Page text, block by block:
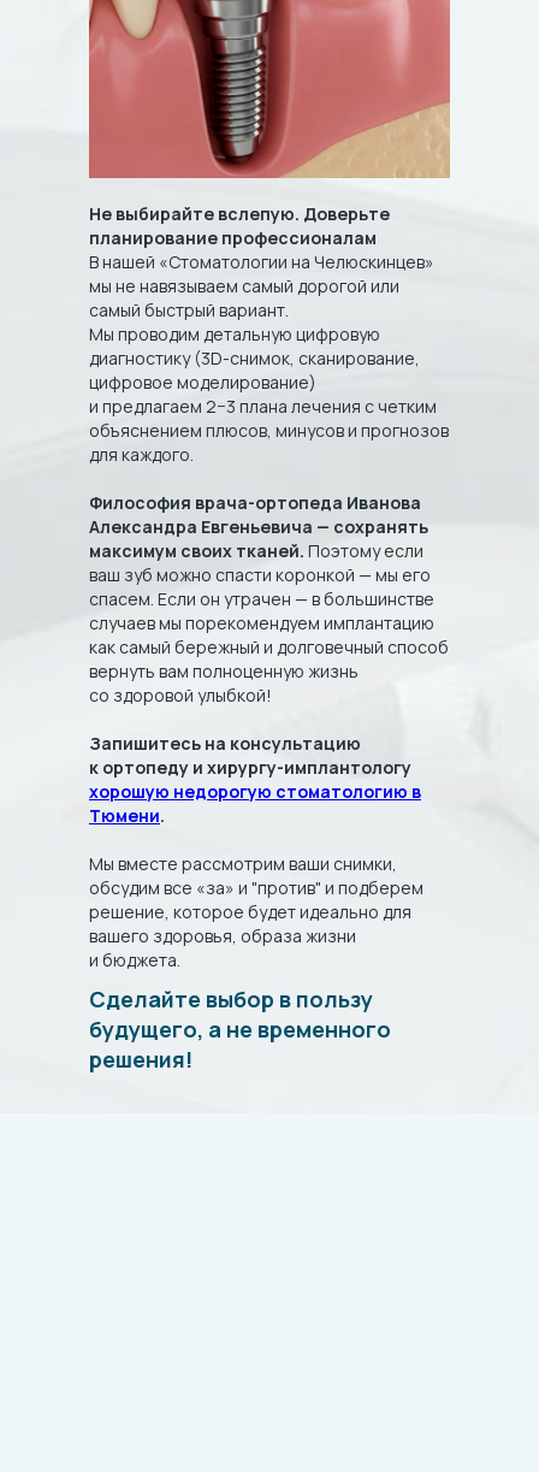
Не выбирайте вслепую. Доверьте
планирование профессионалам
В нашей «Стоматологии на Челюскинцев»
мы не навязываем самый дорогой или
самый быстрый вариант.
Мы проводим детальную цифровую
диагностику (3D-снимок, сканирование,
цифровое моделирование)
и предлагаем 2−3 плана лечения с четким
объяснением плюсов, минусов и прогнозов
для каждого.
Философия врача-ортопеда Иванова
Александра Евгеньевича — сохранять
максимум своих тканей. Поэтому если
ваш зуб можно спасти коронкой — мы его
спасем. Если он утрачен — в большинстве
случаев мы порекомендуем имплантацию
как самый бережный и долговечный способ
вернуть вам полноценную жизнь
со здоровой улыбкой!
Запишитесь на консультацию
к ортопеду и хирургу-имплантологу
хорошую недорогую стоматологию в
Тюмени.
Мы вместе рассмотрим ваши снимки,
обсудим все «за» и "против" и подберем
решение, которое будет идеально для
вашего здоровья, образа жизни
и бюджета.
Сделайте выбор в пользу
будущего, а не временного
решения!
г. Тюмень, ул. Челюскинцев, дом 26
Пн-Пт: 09:00-19:00
Суб: 09:00-16:00
Вс: Выходной
+7 (345) 269-10-74
stomat@s-lashin.ru
© 2023 Все права защищены.
Разработка сайта Doctor_traffic
Лицензия № ЛО-72-01- 002942 от 07.12.2018
Согласие на ОПД
Политика конфиденциальности
согласия субъектов персональных данных в
соответствии со ст. 10.1 ФЗ №152-ФЗ «О
персональных данных»